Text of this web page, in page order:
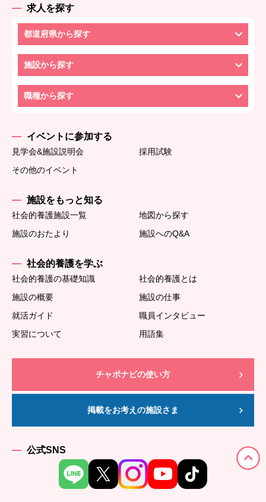
求人を探す
都道府県から探す
施設から探す
職種から探す
イベントに参加する
見学会&施設説明会
採用試験
その他のイベント
施設をもっと知る
社会的養護施設一覧
地図から探す
施設のおたより
施設へのQ&A
社会的養護を学ぶ
社会的養護の基礎知識
社会的養護とは
施設の概要
施設の仕事
就活ガイド
職員インタビュー
実習について
用語集
チャボナビの使い方
掲載をお考えの施設さま
公式SNS